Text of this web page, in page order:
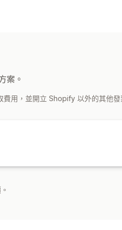
案。
費用，並開立 Shopify 以外的其他發